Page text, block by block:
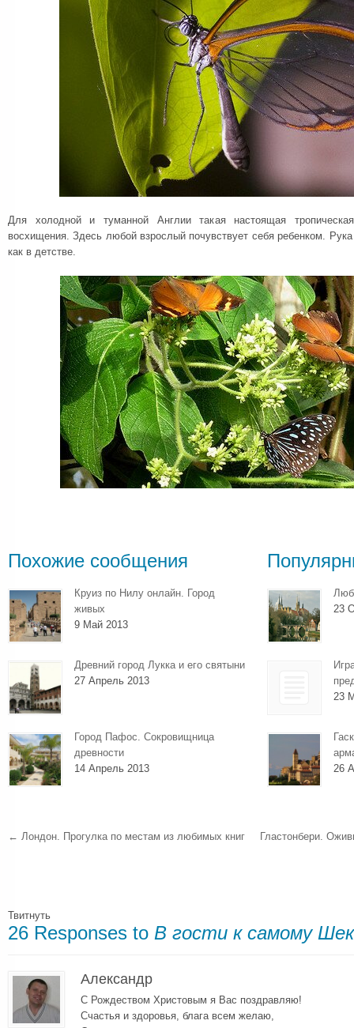
Для холодной и туманной Англии такая настоящая
восхищения. Здесь любой взрослый почувствует себя ребенком.
как в детстве.
Похожие сообщения
Круиз по Нилу онлайн. Город
живых
9 Май 2013
Древний город Лукка и его святыни
27 Апрель 2013
Город Пафос. Сокровищница
древности
14 Апрель 2013
23
23
26
← Лондон. Прогулка по местам из любимых книг Гластонбери.
Твитнуть
26 Responses to В гости к самому
Александр
С Рождеством Христовым я Вас поздравляю!
Счастья и здоровья, блага всем желаю,